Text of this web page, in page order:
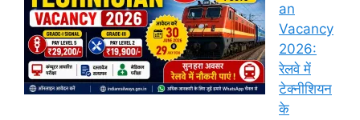
an
Vacancy
2026:
रेलवे में
टेक्नीशियन
के